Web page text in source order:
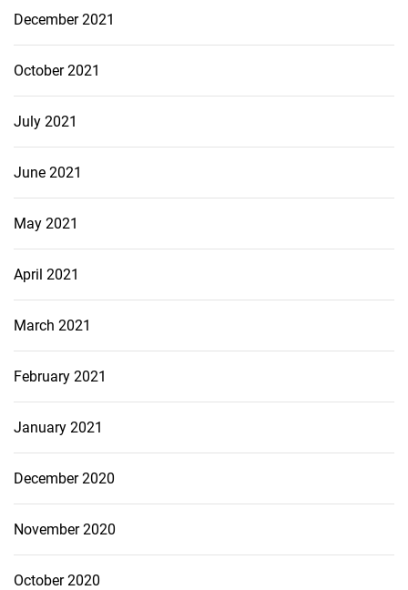
December 2021
October 2021
July 2021
June 2021
May 2021
April 2021
March 2021
February 2021
January 2021
December 2020
November 2020
October 2020